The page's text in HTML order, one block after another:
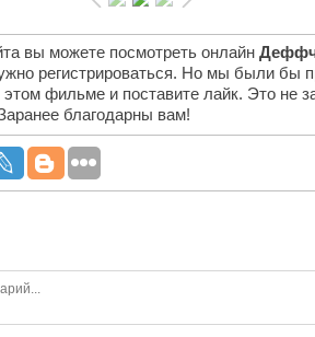
вы можете посмотреть онлайн
регистрироваться. Но мы были бы
фильме и поставите лайк. Это не
благодарны вам!